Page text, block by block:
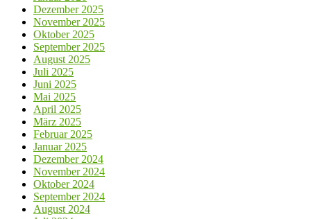
Dezember 2025
November 2025
Oktober 2025
September 2025
August 2025
Juli 2025
Juni 2025
Mai 2025
April 2025
März 2025
Februar 2025
Januar 2025
Dezember 2024
November 2024
Oktober 2024
September 2024
August 2024